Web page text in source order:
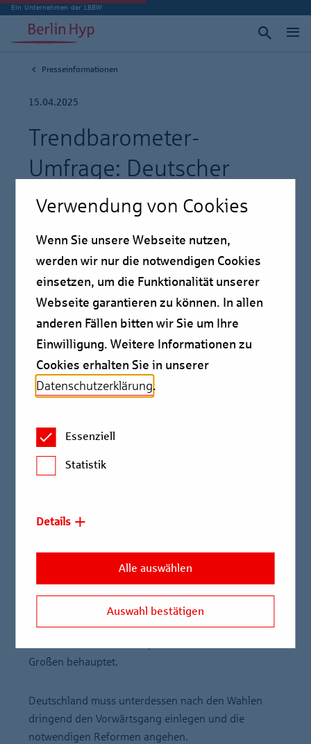
Ein Unternehmen der LBBW
Presseinformationen
15.04.2025
Trendbarometer-
Umfrage: Deutscher
Immobilienmarkt im
internationalen Vergleich
Pressmitteilung
Europa steht wirtschaftlich wie politisch vor großen
Herausforderungen. Die neueste Trendbarometer-
Umfrage des gewerblichen Immobilienfinanzierers
Berlin Hyp wirft den Blick über den Tellerrand.
Investitionen
Deutscher Gewerbeimmobilienmarkt gleichbleibend
Zölle, Protektionismus, Handelskonflikte: Es sind
unruhige Zeiten, in denen es immer mehr darauf
Großen behauptet.
Deutschland muss unterdessen nach den Wahlen
dringend den Vorwärtsgang einlegen und die
notwendigen Reformen angehen.
Verwendung von Cookies
Wenn Sie unsere Webseite nutzen,
werden wir nur die notwendigen Cookies
einsetzen, um die Funktionalität unserer
Webseite garantieren zu können. In allen
anderen Fällen bitten wir Sie um Ihre
Einwilligung. Weitere Informationen zu
Cookies erhalten Sie in unserer
Datenschutzerklärung.
Essenziell
Statistik
Details
Alle auswählen
Auswahl bestätigen